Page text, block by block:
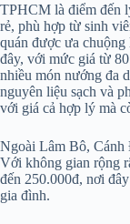
TPHCM là điểm đến
rẻ, phù hợp từ sinh
quán được ưa
đây, với mức giá từ
nhiều món nướng đa
nguyên liệu sạch và
với giá cả hợp lý mà
Ngoài Lâm Bô, Cánh
Với không gian rộng
đến 250.000đ, nơi
gia đình.